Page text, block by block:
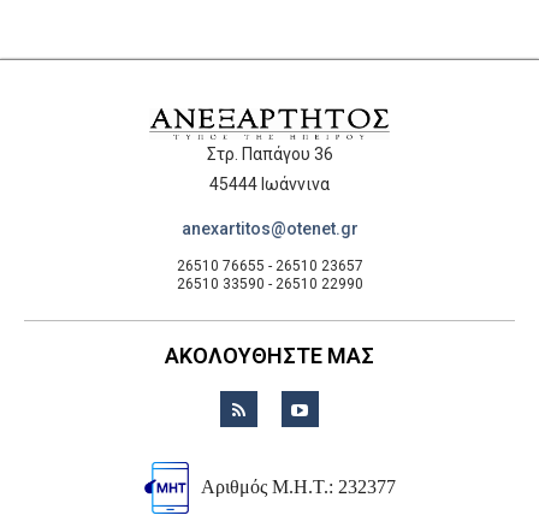
Στρ. Παπάγου 36
45444 Ιωάννινα
anexartitos@otenet.gr
26510 76655 - 26510 23657
26510 33590 - 26510 22990
ΑΚΟΛΟΥΘΗΣΤΕ ΜΑΣ
Αριθμός Μ.Η.Τ.: 232377